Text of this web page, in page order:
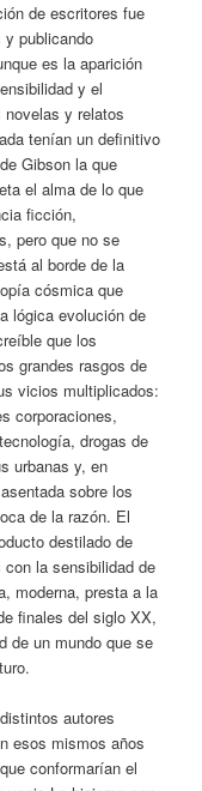
de escritores fue
y publicando
es la aparición
y el
y relatos
tenían un definitivo
Gibson la que
el alma de lo que
ficción,
pero que no se
al borde de la
cósmica que
lógica evolución de
que los
grandes rasgos de
vicios multiplicados:
corporaciones,
drogas de
urbanas y, en
sobre los
de la razón. El
destilado de
la sensibilidad de
moderna, presta a la
finales del siglo XX,
de un mundo que se
autores
esos mismos años
conformarían el